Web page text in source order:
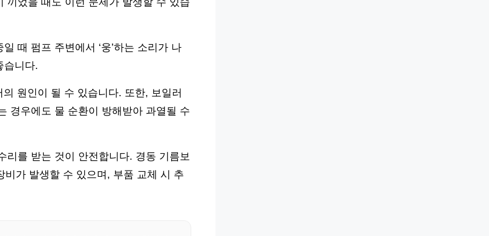
때 펌프 주변에서 ‘웅’하는 소리가 나
습니다.
원인이 될 수 있습니다. 또한, 보일러
경우에도 물 순환이 방해받아 과열될 수
리를 받는 것이 안전합니다. 경동 기름보
가 발생할 수 있으며, 부품 교체 시 추